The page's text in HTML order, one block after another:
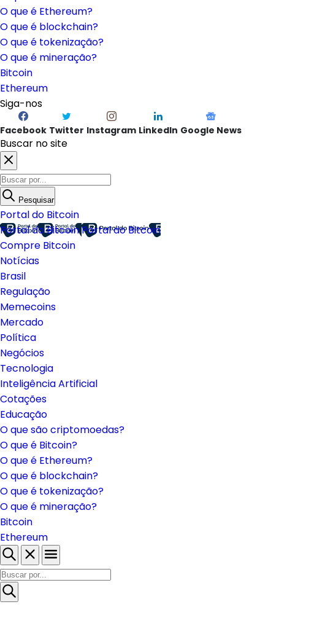
O que é Ethereum?
O que é blockchain?
O que é tokenização?
O que é mineração?
Bitcoin
Ethereum
Siga-nos
Facebook Twitter Instagram LinkedIn Google News
Buscar no site
Pesquisar
Portal do Bitcoin
Portal do BitcoinPortal do Bitcoin
Compre Bitcoin
Notícias
Brasil
Regulação
Memecoins
Mercado
Política
Negócios
Tecnologia
Inteligência Artificial
Cotações
Educação
O que são criptomoedas?
O que é Bitcoin?
O que é Ethereum?
O que é blockchain?
O que é tokenização?
O que é mineração?
Bitcoin
Ethereum